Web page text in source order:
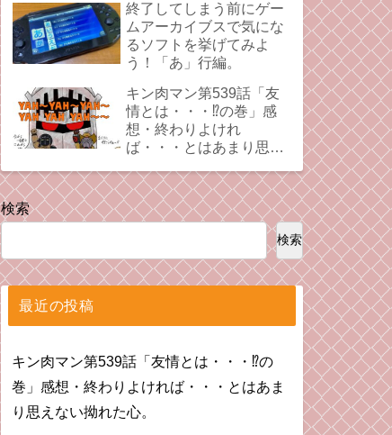
ことあるよね。
終了してしまう前にゲー
ムアーカイブスで気にな
るソフトを挙げてみよ
う！「あ」行編。
キン肉マン第539話「友
情とは・・・⁉︎の巻」感
想・終わりよけれ
ば・・・とはあまり思え
検索
検索
最近の投稿
キン肉マン第539話「友情とは・・・⁉︎の
巻」感想・終わりよければ・・・とはあま
り思えない拗れた心。